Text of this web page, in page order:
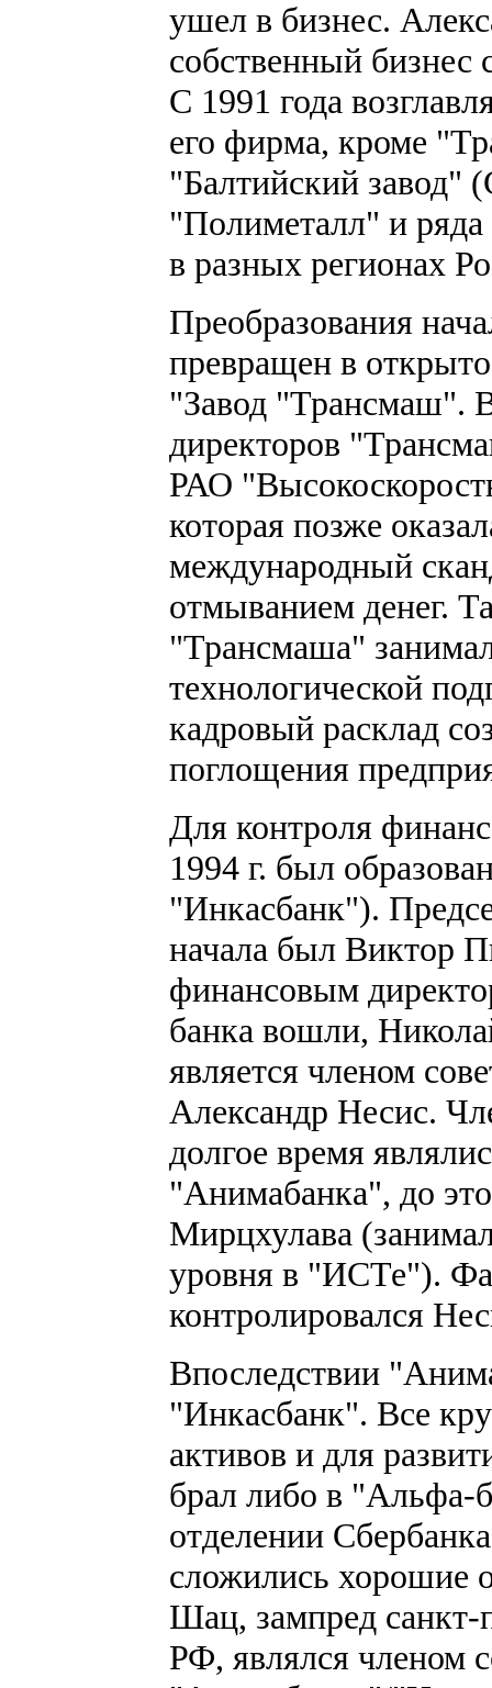
ушел в бизнес.
собственный бизнес
С 1991 года
его фирма, кроме
"Балтийский
"Полиметалл" и
в разных регионах
Преобразования
превращен в
"Завод "Трансмаш".
директоров
РАО
которая позже
международный
отмыванием денег.
"Трансмаша"
технологической
кадровый расклад
поглощения
Для контроля
1994 г. был
"Инкасбанк").
начала был Виктор
финансовым
банка вошли,
является членом
Александр Несис.
долгое время
"Анимабанка", до
Мирцхулава
уровня в "ИСТе").
контролировался
Впоследствии
"Инкасбанк". Все
активов и для
брал либо в "Альфа-
отделении
сложились хорошие
Шац, зампред санкт-
РФ, являлся членом